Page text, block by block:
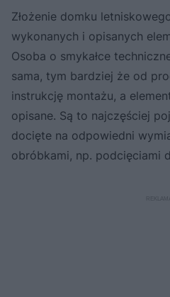
Złożenie domku
wykonanych i opisanych
Osoba o smykałce
sama, tym bardziej że od
instrukcję montażu, a
opisane. Są to najczęściej
docięte na odpowiedni
obróbkami, np. podcięciami